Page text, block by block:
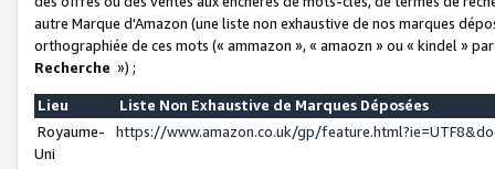
autre Marque d'Amazon (une liste non exhaustive de nos marques
orthographiée de ces mots (« ammazon », « amaozn » ou « kindel »
Recherche ») ;
Lieu
Liste Non Exhaustive de Marques Déposées
Royaume-
Uni
https://www.amazon.co.uk/gp/